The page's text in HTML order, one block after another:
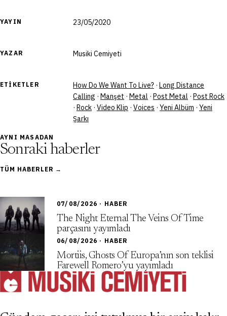
YAYIN 23/05/2020
YAZAR Musiki Cemiyeti
ETIKETLER How Do We Want To Live? · Long Distance
Calling · Manşet · Metal · Post Metal · Post Rock
· Rock · Video Klip · Voices · Yeni Albüm · Yeni
Şarkı
AYNI MASADAN
Sonraki haberler
TÜM HABERLER →
07/08/2026 · HABER
The Night Eternal The Veins Of Time
parçasını yayımladı
06/08/2026 · HABER
Mortiis, Ghosts Of Europa’nın son teklisi
Farewell Romero’yu yayımladı